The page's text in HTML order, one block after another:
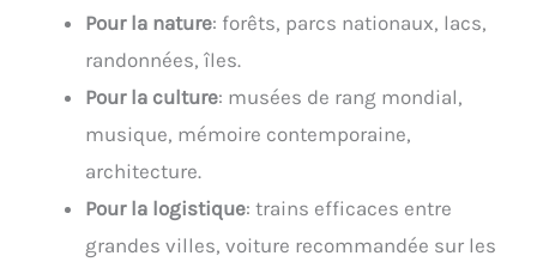
Pour la nature: forêts, parcs nationaux, lacs,
randonnées, îles.
Pour la culture: musées de rang mondial,
musique, mémoire contemporaine,
architecture.
Pour la logistique: trains efficaces entre
grandes villes, voiture recommandée sur les